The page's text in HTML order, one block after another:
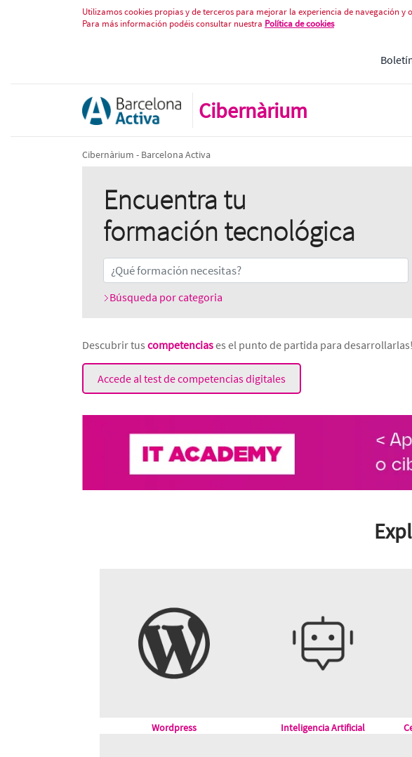
Saltar al contenidoUtilizamos cookies propias y de terceros para mejorar la experiencia de navegación y
Para más información podéis consultar nuestra Política de cookies
Cibernàrium
Cibernàrium - Barcelona Activa
Encuentra tu
formación tecnológica
Búsqueda por categoria
Descubrir tus competenciases el punto de partida para desarrollarlas!
Accede al test de competencias digitales
Wordpress Inteligencia Artificial